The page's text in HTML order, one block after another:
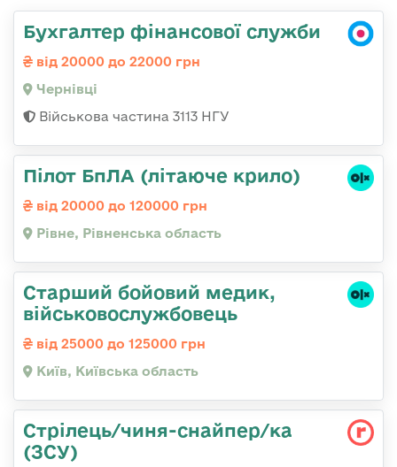
Бухгалтер фінансової служби
від 20000 до 22000 грн
Чернівці
Військова частина 3113 НГУ
Пілот БпЛА (літаюче крило)
від 20000 до 120000 грн
Рівне, Рівненська область
Старший бойовий медик,
військовослужбовець
від 25000 до 125000 грн
Київ, Київська область
Стрілець/чиня-снайпер/ка
(ЗСУ)